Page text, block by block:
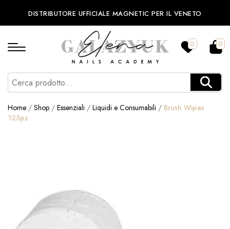
DISTRIBUTORE UFFICIALE MAGNETIC PER IL VENETO
0 0
Home / Shop / Essenziali / Liquidi e Consumabili / Brush Wipes
125pz